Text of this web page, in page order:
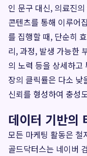
인 문구 대신, 의료진
콘텐츠를 통해 이루어
를 집행할 때, 단순히
리, 과정, 발생 가능한
의 노력 등을 상세하
장의 클릭률은 다소 낮
신뢰를 형성하여 충성
데이터 기반의
모든 마케팅 활동은 철
골드닥터스는 네이버